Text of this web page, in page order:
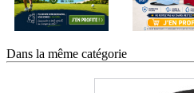
Dans la même catégorie